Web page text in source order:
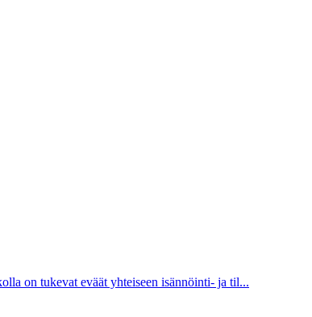
on tukevat eväät yhteiseen isännöinti- ja til...